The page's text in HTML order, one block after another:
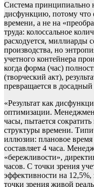
Система принципиально
дисфункцию, потому что
времени, а не на
труда: колоссальное
расходуется, миллиарды
производства, но
учетного контейнера
когда форма (час)
(творческий акт),
превращается в досадный
«Результат как
оптимизации.
часы, пытается
структуры времени.
иллюзии: плановое
составляет 4 часа.
«бережливости»,
часов. С точки зрения
эффективности на
точки зрения живой